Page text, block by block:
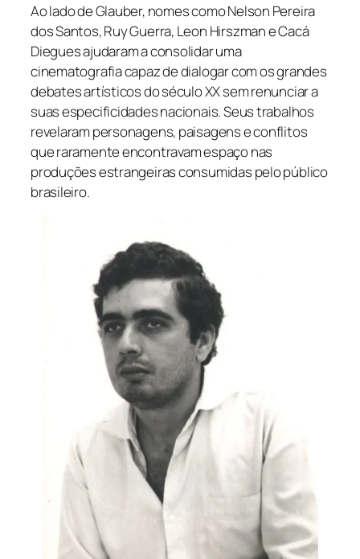
Ao lado de Glauber, nomes como Nelson Pereira
dos Santos, Ruy Guerra, Leon Hirszman e Cacá
Diegues ajudaram a consolidar uma
cinematografia capaz de dialogar com os grandes
debates artísticos do século XX sem renunciar a
suas especificidades nacionais. Seus trabalhos
revelaram personagens, paisagens e conflitos
que raramente encontravam espaço nas
produções estrangeiras consumidas pelo público
brasileiro.